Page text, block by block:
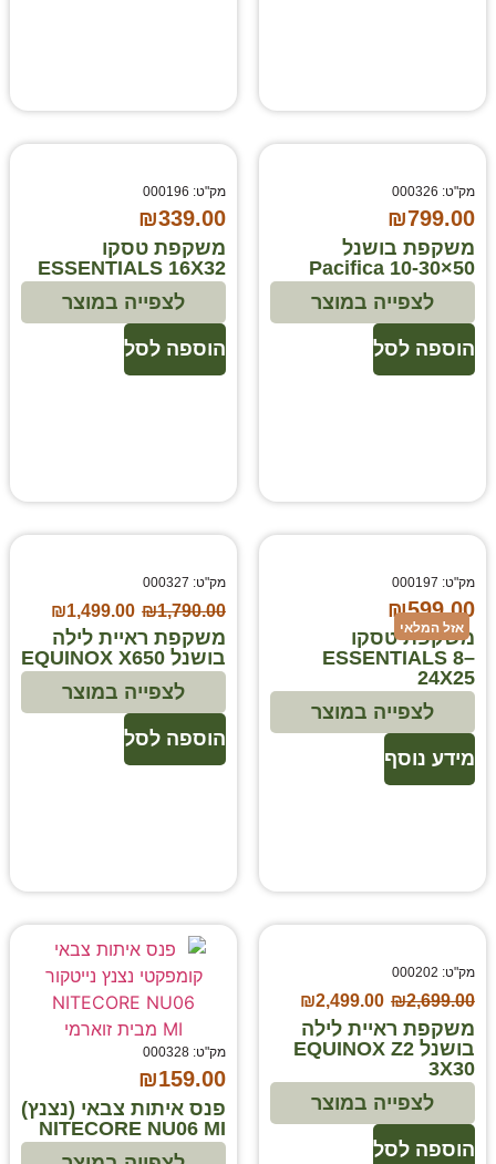
מק"ט: 000326
₪799.00
משקפת בושנל
Pacifica 10-30×50
הוספה לסל
לצפייה במוצר
מק"ט: 000196
₪339.00
משקפת טסקו
ESSENTIALS 16X32
הוספה לסל
לצפייה במוצר
אזל המלאי
מק"ט: 000197
₪599.00
משקפת טסקו
ESSENTIALS 8–
24X25
מידע נוסף
לצפייה במוצר
מק"ט: 000327
₪1,790.00
₪1,499.00
משקפת ראיית לילה
בושנל EQUINOX X650
הוספה לסל
לצפייה במוצר
מק"ט: 000202
₪2,699.00
₪2,499.00
משקפת ראיית לילה
בושנל EQUINOX Z2
3X30
הוספה לסל
לצפייה במוצר
מק"ט: 000328
₪159.00
פנס איתות צבאי (נצנץ)
NITECORE NU06 MI